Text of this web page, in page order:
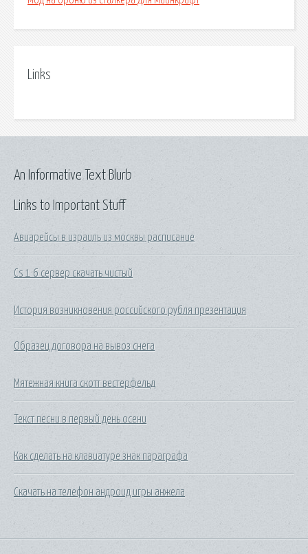
Links
Links to Important Stuff
Авиарейсы в израиль из москвы расписание
Cs 1 6 сервер скачать чистый
История возникновения российского рубля презентация
Образец договора на вывоз снега
Мятежная книга скотт вестерфельд
Текст песни в первый день осени
Как сделать на клавиатуре знак параграфа
Скачать на телефон андроид игры анжела
An Informative Text Blurb